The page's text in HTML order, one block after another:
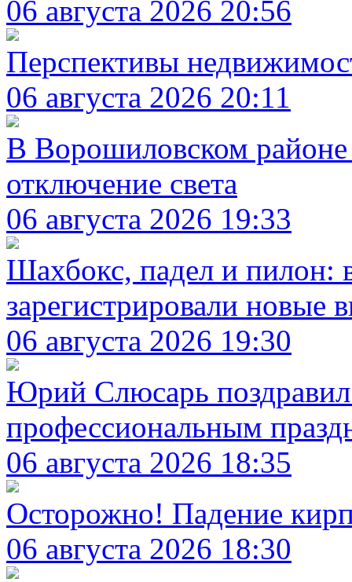
06 августа 2026 20:56
Перспективы
06 августа 2026 20:11
В Ворошиловском районе
отключение света
06 августа 2026 19:33
Шахбокс, падел и пилон:
зарегистрировали новые
06 августа 2026 19:30
Юрий Слюсарь поздравил
профессиональным
06 августа 2026 18:35
Осторожно! Падение
06 августа 2026 18:30